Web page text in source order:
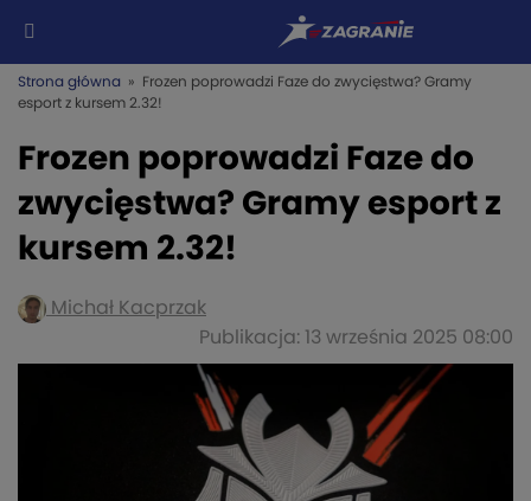
Strona główna » Frozen poprowadzi Faze do zwycięstwa? Gramy
esport z kursem 2.32!
Frozen poprowadzi Faze do
zwycięstwa? Gramy esport z
kursem 2.32!
Michał Kacprzak
Publikacja: 13 września 2025 08:00